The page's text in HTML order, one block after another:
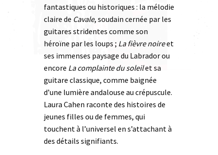
fantastiques ou historiques : la mélodie
claire de Cavale, soudain cernée par les
guitares stridentes comme son
héroïne par les loups ; La fièvre noireet
ses immenses paysage du Labrador ou
encore La complainte du soleilet sa
guitare classique, comme baignée
d’une lumière andalouse au crépuscule.
Laura Cahen raconte des histoires de
jeunes filles ou de femmes, qui
touchent à l’universel en s’attachant à
des détails signifiants.